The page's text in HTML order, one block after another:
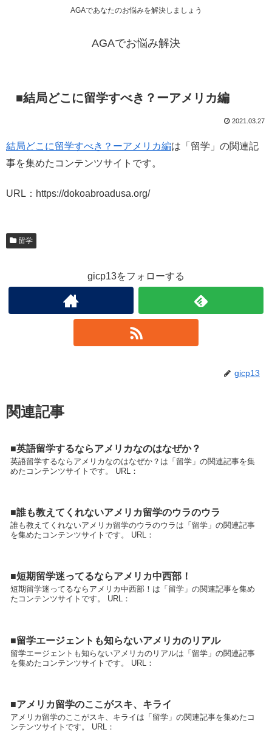
AGAであなたのお悩みを解決しましょう
AGAでお悩み解決
■結局どこに留学すべき？ーアメリカ編
2021.03.27
結局どこに留学すべき？ーアメリカ編は「留学」の関連記
事を集めたコンテンツサイトです。
URL：https://dokoabroadusa.org/
留学
gicp13をフォローする
gicp13
関連記事
■英語留学するならアメリカなのはなぜか？
英語留学するならアメリカなのはなぜか？は「留学」の関連記事を集
めたコンテンツサイトです。 URL：
■誰も教えてくれないアメリカ留学のウラのウラ
誰も教えてくれないアメリカ留学のウラのウラは「留学」の関連記事
を集めたコンテンツサイトです。 URL：
■短期留学迷ってるならアメリカ中西部！
短期留学迷ってるならアメリカ中西部！は「留学」の関連記事を集め
たコンテンツサイトです。 URL：
■留学エージェントも知らないアメリカのリアル
留学エージェントも知らないアメリカのリアルは「留学」の関連記事
を集めたコンテンツサイトです。 URL：
■アメリカ留学のここがスキ、キライ
アメリカ留学のここがスキ、キライは「留学」の関連記事を集めたコ
ンテンツサイトです。 URL：